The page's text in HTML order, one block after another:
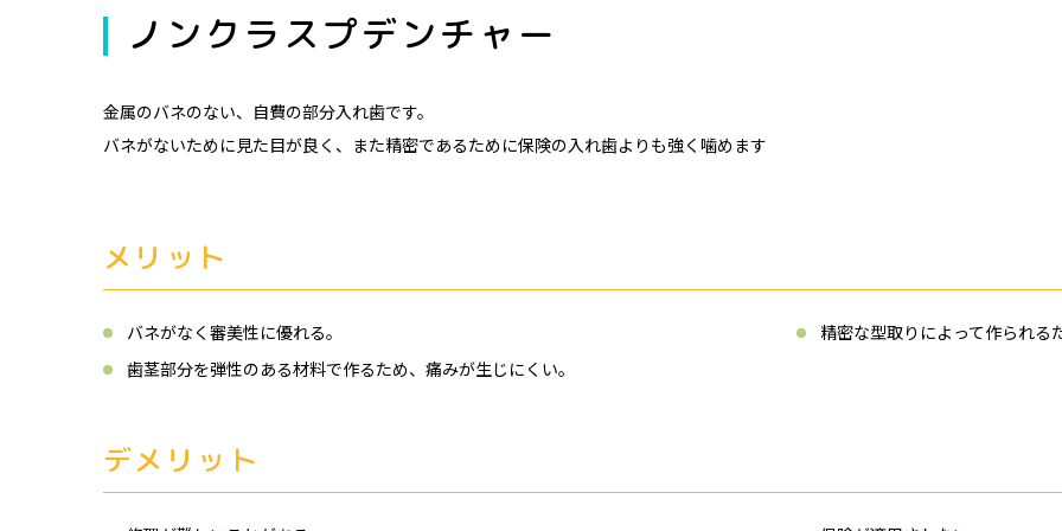
ノンクラスプデンチャー
金属のバネのない、自費の部分入れ歯です。
バネがないために見た目が良く、また精密であるために保険の入れ歯よりも強く噛めます
メリット
バネがなく審美性に優れる。
精密な型取りによって作られる
歯茎部分を弾性のある材料で作るため、痛みが生じにくい。
デメリット